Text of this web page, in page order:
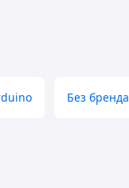
Без бренда